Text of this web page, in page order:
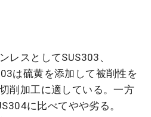
レスとしてSUS303、
は硫黄を添加して被削性を
削加工に適している。一方
に比べてやや劣る。